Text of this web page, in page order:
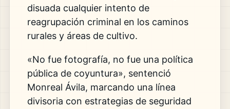
disuada cualquier intento de
reagrupación criminal en los caminos
rurales y áreas de cultivo.
«No fue fotografía, no fue una política
pública de coyuntura», sentenció
Monreal Ávila, marcando una línea
divisoria con estrategias de seguridad